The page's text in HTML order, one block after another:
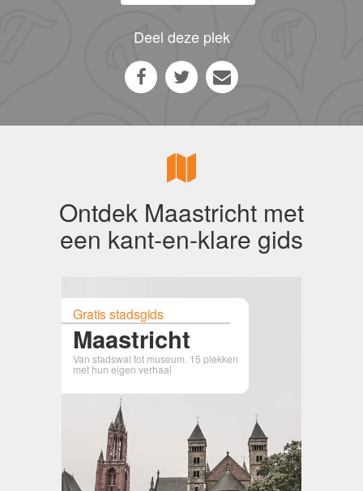
Deel deze plek
Ontdek Maastricht met
een kant-en-klare gids
Gratis stadsgids
Maastricht
Van stadswal tot museum. 15 plekken
met hun eigen verhaal